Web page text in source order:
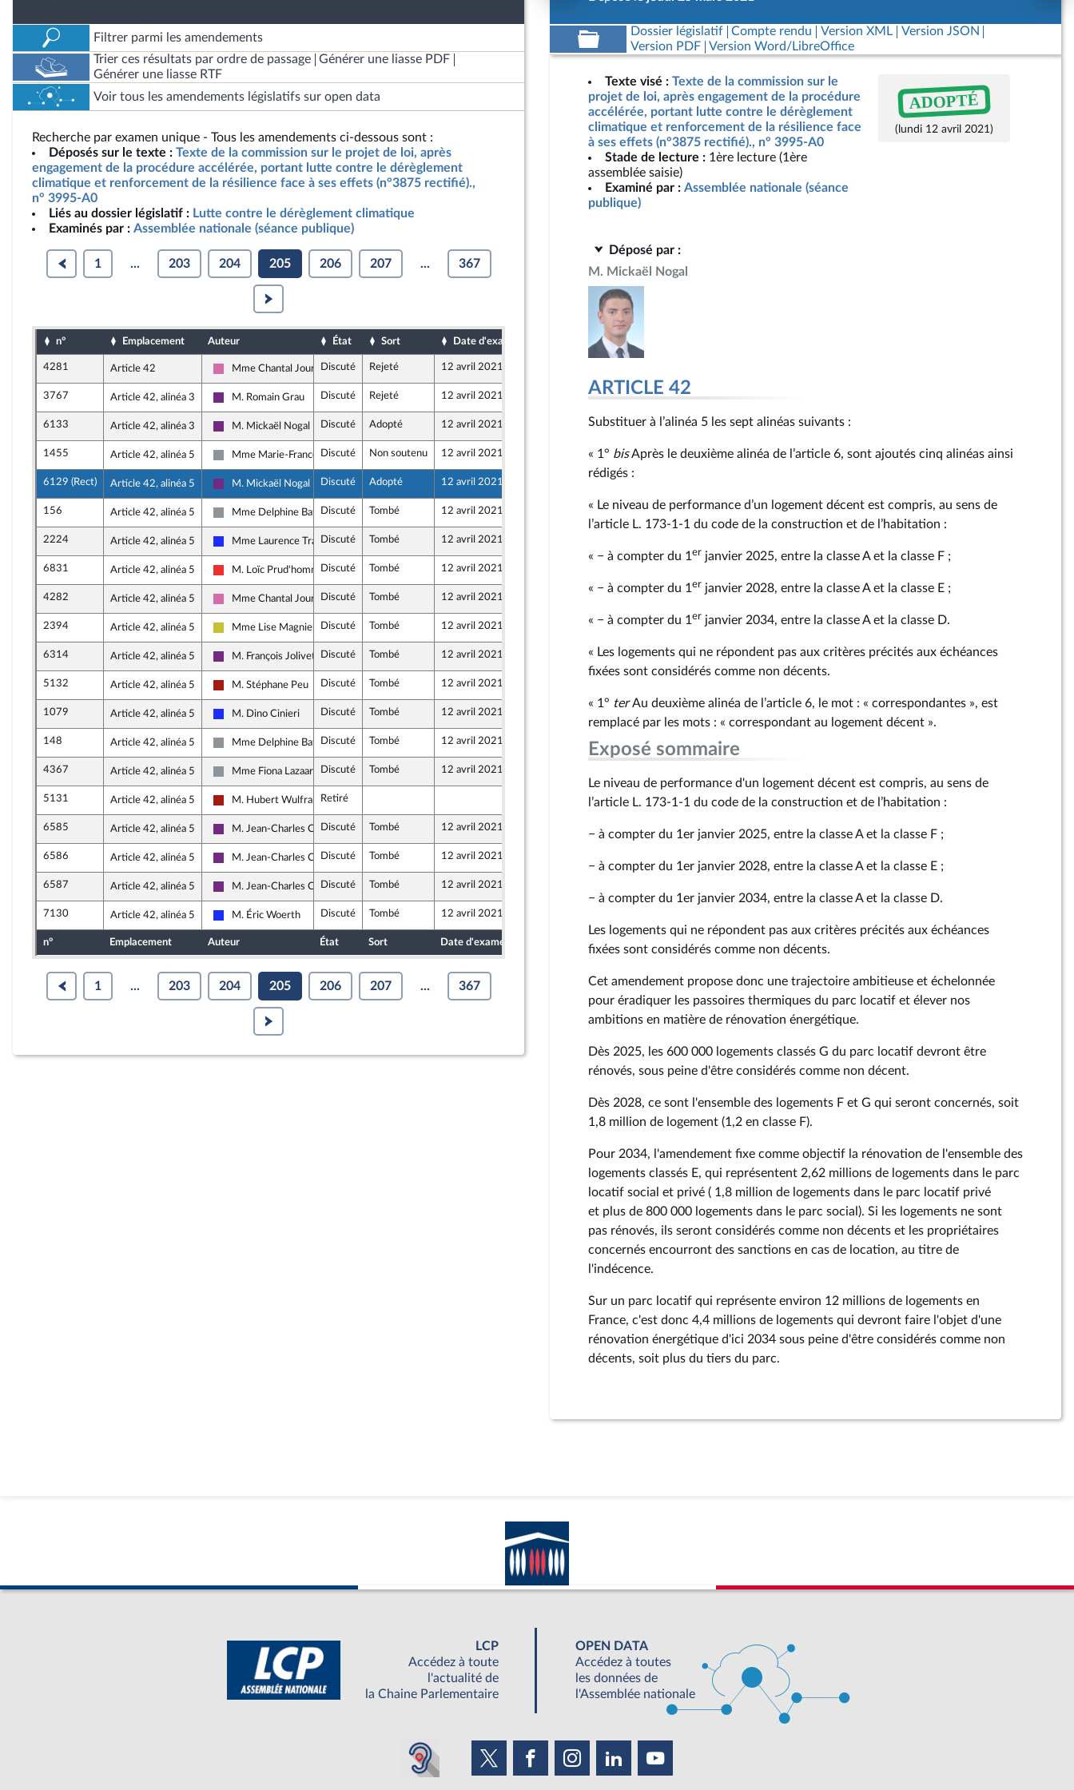
Filtrer parmi les amendements
Trier ces résultats par ordre de passage
Générer une liasse PDF
Générer une liasse RTF
Voir tous les amendements législatifs sur open data
Recherche par examen unique - Tous les amendements ci-dessous sont :
Déposés sur le texte : Texte de la commission sur le projet de loi, après
engagement de la procédure accélérée, portant lutte contre le dérèglement
climatique et renforcement de la résilience face à ses effets (n°3875 rectifié).,
n° 3995-A0
Liés au dossier législatif : Lutte contre le dérèglement climatique
Examinés par : Assemblée nationale (séance publique)
1 ... 203 204 205 206 207 ... 367
n° Emplacement Auteur État Sort Date d'examen Date de dépôt
4281 Article 42
Socialistes et apparentés
Mme Chantal JourdanDiscuté Rejeté 12 avril 2021
3767 Article 42, alinéa 3
La République en Marche
M. Romain Grau Discuté Rejeté 12 avril 2021 25 mars 2021
6133 Article 42, alinéa 3
La République en Marche
M. Mickaël Nogal Discuté Adopté 12 avril 2021 25 mars 2021
1455 Article 42, alinéa 5
Non inscrit
Mme Marie-France Lorho
Discuté Non soutenu 12 avril 2021 23 mars 2021
6129 (Rect) Article 42, alinéa 5
La République en Marche
M. Mickaël Nogal Discuté Adopté 12 avril 2021
156 Article 42, alinéa 5
Non inscrit
Mme Delphine BathoDiscuté Tombé 12 avril 2021 22 mars 2021
2224 Article 42, alinéa 5
Les Républicains
Mme Laurence Trastour-Isnart
Discuté Tombé 12 avril 2021
6831 Article 42, alinéa 5
La France insoumise
M. Loïc Prud'hommeDiscuté Tombé 12 avril 2021
4282 Article 42, alinéa 5
Socialistes et apparentés
Mme Chantal JourdanDiscuté Tombé 12 avril 2021
2394 Article 42, alinéa 5
Agir ensemble
Mme Lise Magnier Discuté Tombé 12 avril 2021 24 mars 2021
6314 Article 42, alinéa 5
La République en Marche
M. François Jolivet Discuté Tombé 12 avril 2021 25 mars 2021
5132 Article 42, alinéa 5
Gauche démocrate et républicaine
M. Stéphane Peu Discuté Tombé 12 avril 2021
1079 Article 42, alinéa 5
Les Républicains
M. Dino Cinieri Discuté Tombé 12 avril 2021
148 Article 42, alinéa 5
Non inscrit
Mme Delphine BathoDiscuté Tombé 12 avril 2021 22 mars 2021
4367 Article 42, alinéa 5
Non inscrit
Mme Fiona Lazaar Discuté Tombé 12 avril 2021
5131 Article 42, alinéa 5
Gauche démocrate et républicaine
M. Hubert WulfrancRetiré 25 mars 2021
6585 Article 42, alinéa 5
La République en Marche
M. Jean-Charles Colas-Roy
Discuté Tombé 12 avril 2021 25 mars 2021
6586 Article 42, alinéa 5
La République en Marche
M. Jean-Charles Colas-Roy
Discuté Tombé 12 avril 2021
6587 Article 42, alinéa 5
La République en Marche
M. Jean-Charles Colas-Roy
Discuté Tombé 12 avril 2021
7130 Article 42, alinéa 5
Les Républicains
M. Éric Woerth Discuté Tombé 12 avril 2021
n° Emplacement Auteur État Sort Date d'examen Date de dépôt
1 ... 203 204 205 206 207 ... 367
Dossier législatif Compte rendu Version XML
Version JSON
Version PDF
Version Word/LibreOffice
Texte visé : Texte de la commission sur le
projet de loi, après engagement de la procédure
accélérée, portant lutte contre le dérèglement
climatique et renforcement de la résilience face
à ses effets (n°3875 rectifié)., n° 3995-A0
Stade de lecture : 1ère lecture (1ère
assemblée saisie)
Examiné par : Assemblée nationale (séance
publique)
ADOPTÉ
(lundi 12 avril 2021)
Déposé par :
M. Mickaël Nogal
ARTICLE 42
Substituer à l’alinéa 5 les sept alinéas suivants :
« 1° bisAprès le deuxième alinéa de l’article 6, sont ajoutés cinq alinéas ainsi
rédigés :
« Le niveau de performance d’un logement décent est compris, au sens de
l’article L. 173‑1‑1 du code de la construction et de l’habitation :
« − à compter du 1 er janvier 2025, entre la classe A et la classe F ;
« − à compter du 1 er janvier 2028, entre la classe A et la classe E ;
« − à compter du 1 er janvier 2034, entre la classe A et la classe D.
« Les logements qui ne répondent pas aux critères précités aux échéances
fixées sont considérés comme non décents.
« 1° ter Au deuxième alinéa de l’article 6, le mot : « correspondantes », est
remplacé par les mots : « correspondant au logement décent ».
Exposé sommaire
Le niveau de performance d'un logement décent est compris, au sens de
l’article L. 173-1-1 du code de la construction et de l’habitation :
− à compter du 1er janvier 2025, entre la classe A et la classe F ;
− à compter du 1er janvier 2028, entre la classe A et la classe E ;
− à compter du 1er janvier 2034, entre la classe A et la classe D.
Les logements qui ne répondent pas aux critères précités aux échéances
fixées sont considérés comme non décents.
Cet amendement propose donc une trajectoire ambitieuse et échelonnée
pour éradiquer les passoires thermiques du parc locatif et élever nos
ambitions en matière de rénovation énergétique.
Dès 2025, les 600 000 logements classés G du parc locatif devront être
rénovés, sous peine d'être considérés comme non décent.
Dès 2028, ce sont l'ensemble des logements F et G qui seront concernés, soit
1,8 million de logement (1,2 en classe F).
Pour 2034, l'amendement fixe comme objectif la rénovation de l'ensemble des
logements classés E, qui représentent 2,62 millions de logements dans le parc
locatif social et privé ( 1,8 million de logements dans le parc locatif privé
et plus de 800 000 logements dans le parc social). Si les logements ne sont
pas rénovés, ils seront considérés comme non décents et les propriétaires
concernés encourront des sanctions en cas de location, au titre de
l'indécence.
Sur un parc locatif qui représente environ 12 millions de logements en
France, c'est donc 4,4 millions de logements qui devront faire l'objet d'une
rénovation énergétique d'ici 2034 sous peine d'être considérés comme non
décents, soit plus du tiers du parc.
LCP
Accédez à toute
l'actualité de
la Chaine Parlementaire
OPEN DATA
Accédez à toutes
les données de
l'Assemblée nationale